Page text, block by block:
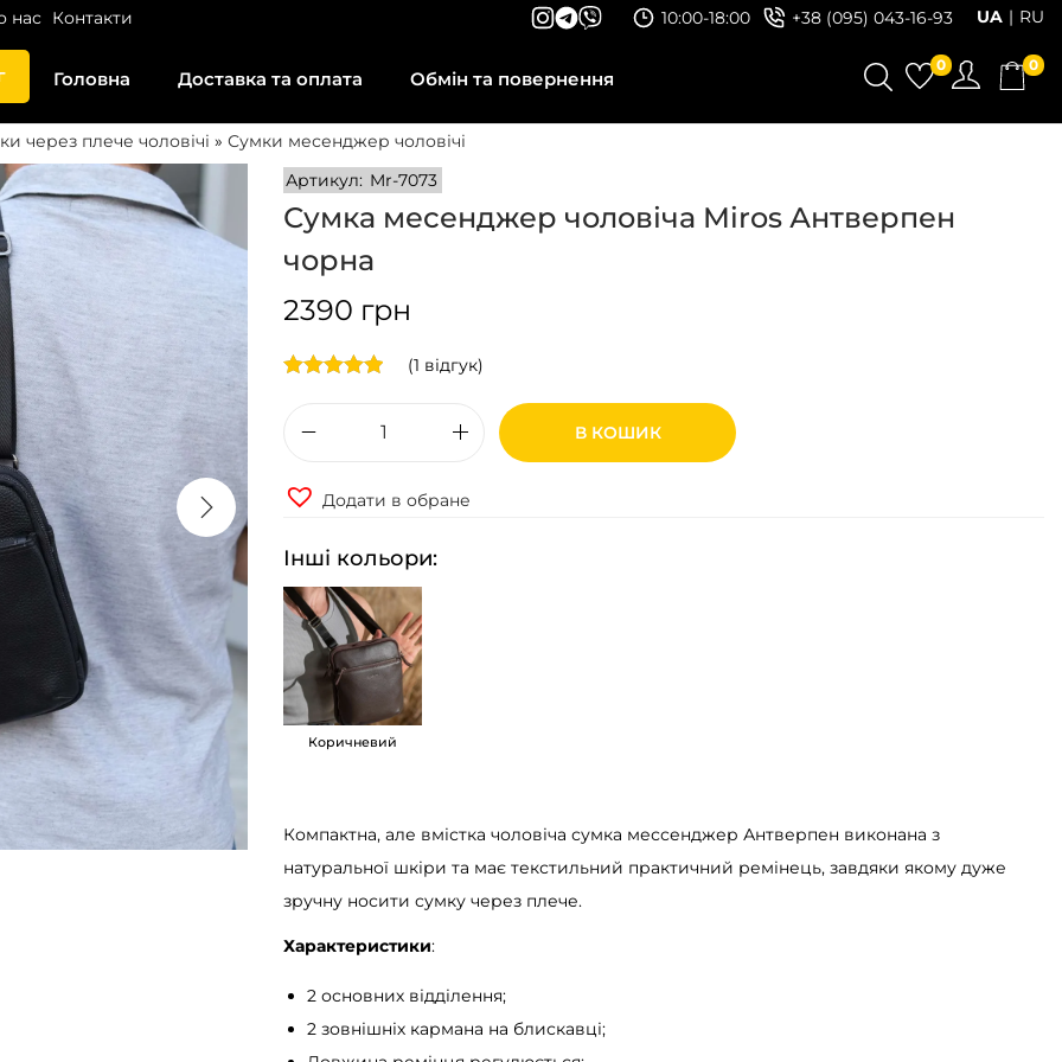
нас Контакти 10:00-18:00 +38 (095) 043-16-93 UA RU
Головна Доставка та оплата Обмін та повернення
0 0
через плече чоловічі » Сумки месенджер чоловічі
Артикул: Mr-7073
Сумка месенджер чоловіча Miros Антверпен
чорна
2390 грн
(1 відгук)
м
м
е
е
н
е
р
ч
о
В КОШИК
Додати в обране
Інші кольори:
Коричневий
Компактна, але вмістка чоловіча сумка мессенджер Антверпен виконана з
натуральної шкіри та має текстильний практичний ремінець, завдяки якому дуже
зручну носити сумку через плече.
Характеристики:
2 основних відділення;
2 зовнішніх кармана на блискавці;